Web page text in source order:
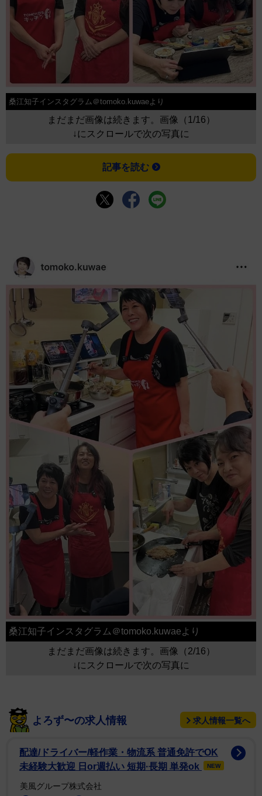
桑江知子インスタグラム＠tomoko.kuwaeより
まだまだ画像は続きます。画像（1/16）
↓にスクロールで次の写真に
記事を読む
桑江知子インスタグラム＠tomoko.kuwaeより
まだまだ画像は続きます。画像（2/16）
↓にスクロールで次の写真に
よろず〜の求人情報 求人情報一覧へ
配達/ドライバー/軽作業・物流系 普通免許でOK
未経験大歓迎 日or週払い 短期·長期 単発ok
NEW
美風グループ株式会社